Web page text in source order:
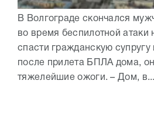
В Волгограде скончался
во время беспилотной атаки
спасти гражданскую супругу
после прилета БПЛА дома,
тяжелейшие ожоги. – Дом, в...